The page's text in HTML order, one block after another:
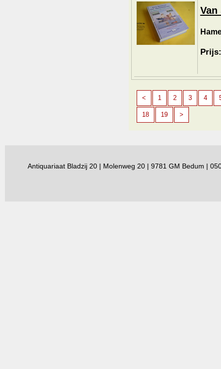
Van
< 1 2 3 4
18 19 >
Antiquariaat Bladzij 20 | Molenweg 20 | 9781 GM Bedum |